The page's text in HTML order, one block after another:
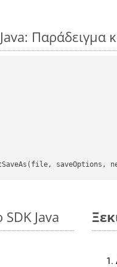
saveOptions,
Java